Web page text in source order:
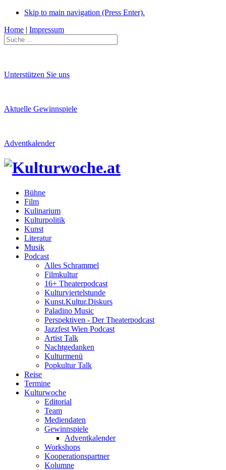
Skip to main navigation (Press Enter).
Home | Impressum
Unterstützen Sie uns
Aktuelle Gewinnspiele
Adventkalender
Bühne
Film
Kulinarium
Kulturpolitik
Kunst
Literatur
Musik
Podcast
Alles Schrammel
Filmkultur
16+ Theaterpodcast
Kulturviertelstunde
Kunst.Kultur.Diskurs
Paladino Music
Perspektiven - Der Theaterpodcast
Jazzfest Wien Podcast
Artist Talk
Nachtgedanken
Kulturmenü
Popkultur Talk
Reise
Termine
Kulturwoche
Editorial
Team
Mediendaten
Gewinnspiele
Adventkalender
Workshops
Kooperationspartner
Kolumne